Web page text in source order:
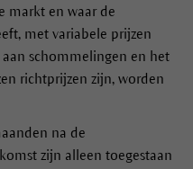
markt en waar de
met variabele prijzen
schommelingen en het
richtprijzen zijn, worden
na de
zijn alleen toegestaan